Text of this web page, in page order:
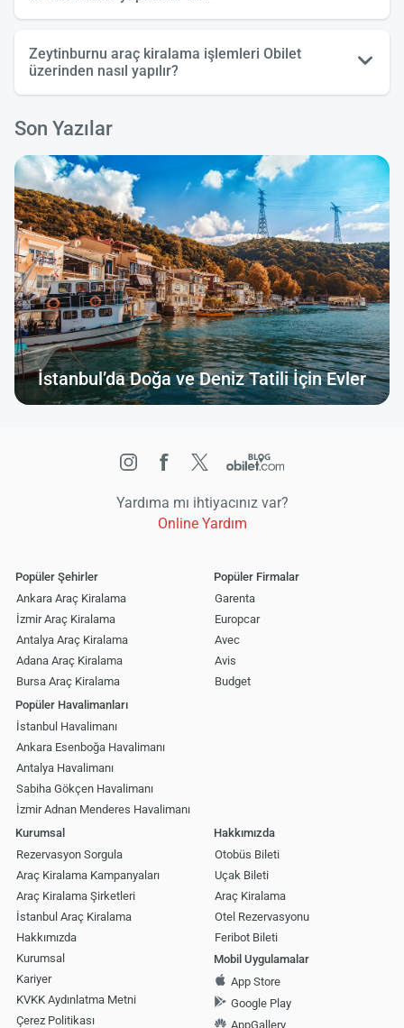
Zeytinburnu araç kiralama işlemleri Obilet
üzerinden nasıl yapılır?
Son Yazılar
İstanbul’da Doğa ve Deniz Tatili İçin Evler
Yardıma mı ihtiyacınız var?
Online Yardım
Popüler Şehirler
Ankara Araç Kiralama
İzmir Araç Kiralama
Antalya Araç Kiralama
Adana Araç Kiralama
Bursa Araç Kiralama
Popüler Firmalar
Garenta
Europcar
Avec
Avis
Budget
Popüler Havalimanları
İstanbul Havalimanı
Ankara Esenboğa Havalimanı
Antalya Havalimanı
Sabiha Gökçen Havalimanı
İzmir Adnan Menderes Havalimanı
Kurumsal
Rezervasyon Sorgula
Araç Kiralama Kampanyaları
Araç Kiralama Şirketleri
İstanbul Araç Kiralama
Hakkımızda
Kurumsal
Kariyer
KVKK Aydınlatma Metni
Çerez Politikası
Hakkımızda
Otobüs Bileti
Uçak Bileti
Araç Kiralama
Otel Rezervasyonu
Feribot Bileti
Mobil Uygulamalar
App Store
Google Play
AppGallery